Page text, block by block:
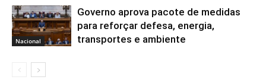
Nacional
Governo aprova pacote de medidas
para reforçar defesa, energia,
transportes e ambiente